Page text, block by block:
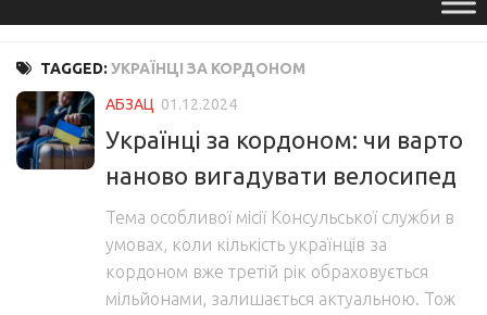
TAGGED: УКРАЇНЦІ ЗА КОРДОНОМ
АБЗАЦ 01.12.2024
Українці за кордоном: чи варто
наново вигадувати велосипед
Тема особливої місії Консульської служби в
умовах, коли кількість українців за
кордоном вже третій рік обраховується
мільйонами, залишається актуальною. Тож